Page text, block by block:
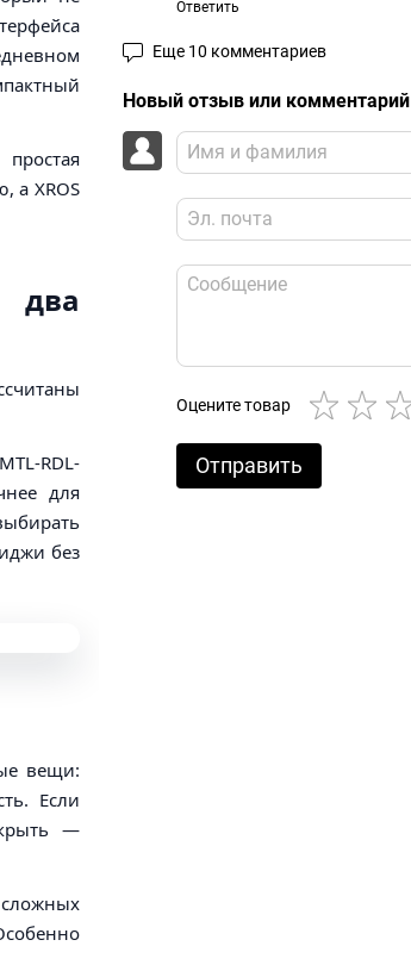
а XROS
два
RDL-
для
без
вещи:
Если
—
сложных
Ответить
Еще 10 комментариев
Новый отзыв или комментарий
Оцените товар
Отправить